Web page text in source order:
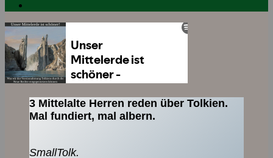
3 Mittelalte Herren reden über Tolkien.
Mal fundiert, mal albern.
SmallTolk.